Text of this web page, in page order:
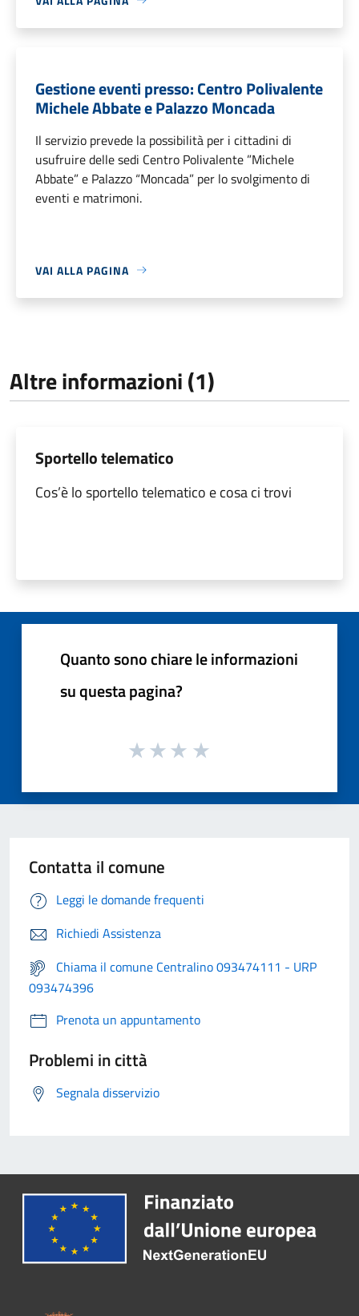
Gestione eventi presso: Centro Polivalente
Michele Abbate e Palazzo Moncada
Il servizio prevede la possibilità per i cittadini di
usufruire delle sedi Centro Polivalente ”Michele
Abbate” e Palazzo “Moncada” per lo svolgimento di
eventi e matrimoni.
VAI ALLA PAGINA
Altre informazioni (1)
Sportello telematico
Cos’è lo sportello telematico e cosa ci trovi
Quanto sono chiare le informazioni
su questa pagina?
Contatta il comune
Leggi le domande frequenti
Richiedi Assistenza
Chiama il comune Centralino 093474111 - URP
093474396
Prenota un appuntamento
Problemi in città
Segnala disservizio